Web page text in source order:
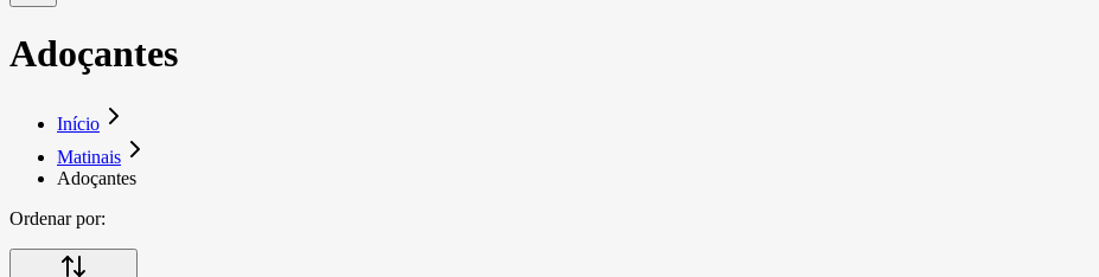
Adoçantes
Início
Matinais
Adoçantes
Ordenar por: